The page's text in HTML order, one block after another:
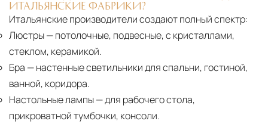
ИТАЛЬЯНСКИЕ ФАБРИКИ?
Итальянские производители создают полный спектр:
Люстры— потолочные, подвесные, с кристаллами,
стеклом, керамикой.
Бра — настенные светильники для спальни, гостиной,
ванной, коридора.
Настольные лампы— для рабочего стола,
прикроватной тумбочки, консоли.